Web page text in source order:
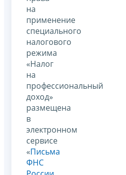
на
применение
специального
налогового
режима
«Налог
на
профессиональный
доход»
размещена
в
электронном
сервисе
«Письма
ФНС